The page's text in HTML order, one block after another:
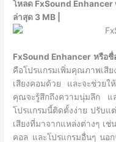
โหลด FxSound Enhancer
ล่าสุด 3 MB |
FxSound Enhancer หรือชื่
คือโปรแกรมเพิ่มคุณภาพเสี
เสียงคอมด้วย และจะช่วย
คุณจะรู้สึกถึงความนุ่มลึก แ
โปรแกรมนี้ติดตั้งง่าย ปรับแ
เสียงที่มาจากแหล่งต่างๆ เ
คอล และโปรแกรมอื่นๆ นอ